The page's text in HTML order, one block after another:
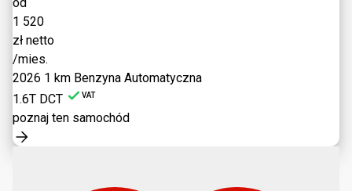
1 520
zł netto
/mies.
2026 1 km Benzyna Automatyczna
1.6T DCT
VAT
poznaj ten samochód